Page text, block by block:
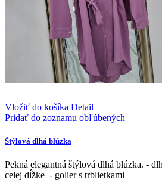
Vložiť do košíka Detail
Pridať do zoznamu obľúbených
Štýlová dlhá blúzka
Pekná elegantná štýlová dlhá blúzka. -
celej dĺžke - golier s trblietkami